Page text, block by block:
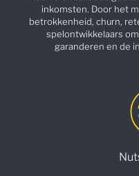
inkomsten. Door het
betrokkenheid, churn,
spelontwikkelaars
garanderen en de